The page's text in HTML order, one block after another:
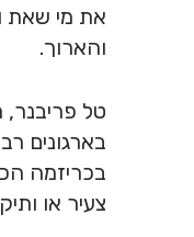
את מי שאת
והארוך.
טל פריבנר,
בארגונים
בכריזמה
צעיר או